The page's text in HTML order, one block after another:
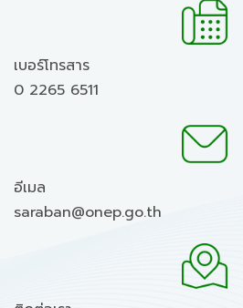
เบอร์โทรสาร
0 2265 6511
อีเมล
saraban@onep.go.th